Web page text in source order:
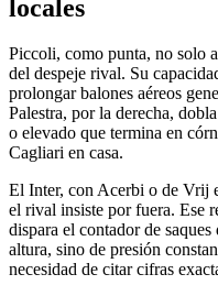
locales
Piccoli, como punta, no solo
del despeje rival. Su
prolongar balones aéreos
Palestra, por la derecha,
o elevado que termina en
Cagliari en casa.
El Inter, con Acerbi o de Vrij
el rival insiste por fuera. Ese
dispara el contador de
altura, sino de presión
necesidad de citar cifras